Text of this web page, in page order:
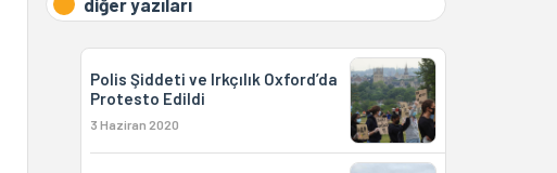
diğer yazıları
Polis Şiddeti ve Irkçılık Oxford’da
Protesto Edildi
3 Haziran 2020